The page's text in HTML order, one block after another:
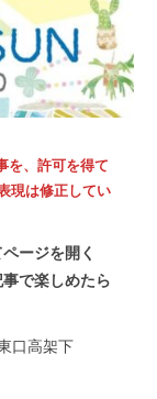
を、許可を得て
現は修正してい
ージを開く
で楽しめたら
口高架下